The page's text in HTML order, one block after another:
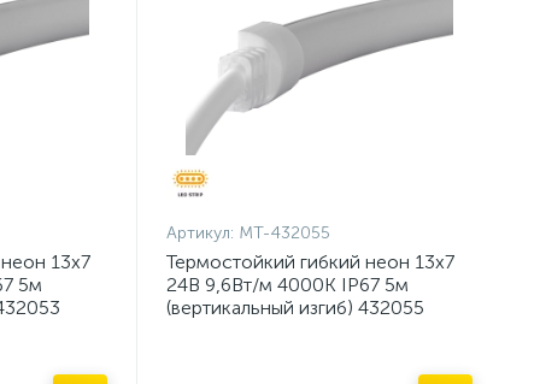
13х7
5м
Артикул: MT-432055
Термостойкий гибкий неон 13х7
24В 9,6Вт/м 4000K IP67 5м
(вертикальный изгиб) 432055